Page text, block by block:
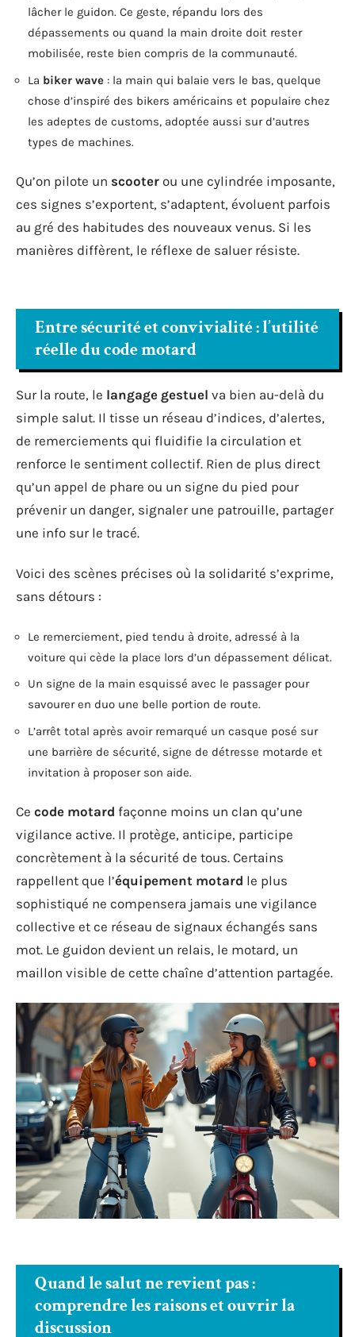
lâcher le guidon. Ce geste, répandu lors des
dépassements ou quand la main droite doit rester
mobilisée, reste bien compris de la communauté.
La biker wave : la main qui balaie vers le bas, quelque
chose d’inspiré des bikers américains et populaire chez
les adeptes de customs, adoptée aussi sur d’autres
types de machines.
Qu’on pilote un scooter ou une cylindrée imposante,
ces signes s’exportent, s’adaptent, évoluent parfois
au gré des habitudes des nouveaux venus. Si les
manières diffèrent, le réflexe de saluer résiste.
Entre sécurité et convivialité : l’utilité
réelle du code motard
Sur la route, le langage gestuel va bien au-delà du
simple salut. Il tisse un réseau d’indices, d’alertes,
de remerciements qui fluidifie la circulation et
renforce le sentiment collectif. Rien de plus direct
qu’un appel de phare ou un signe du pied pour
prévenir un danger, signaler une patrouille, partager
une info sur le tracé.
Voici des scènes précises où la solidarité s’exprime,
sans détours :
Le remerciement, pied tendu à droite, adressé à la
voiture qui cède la place lors d’un dépassement délicat.
Un signe de la main esquissé avec le passager pour
savourer en duo une belle portion de route.
L’arrêt total après avoir remarqué un casque posé sur
une barrière de sécurité, signe de détresse motarde et
invitation à proposer son aide.
Ce code motard façonne moins un clan qu’une
vigilance active. Il protège, anticipe, participe
concrètement à la sécurité de tous. Certains
rappellent que l’équipement motard le plus
sophistiqué ne compensera jamais une vigilance
collective et ce réseau de signaux échangés sans
mot. Le guidon devient un relais, le motard, un
maillon visible de cette chaîne d’attention partagée.
Quand le salut ne revient pas :
comprendre les raisons et ouvrir la
discussion